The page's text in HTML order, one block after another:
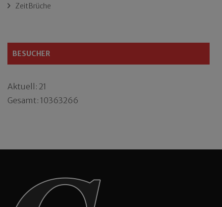
ZeitBrüche
BESUCHER
Aktuell: 21
Gesamt: 10363266